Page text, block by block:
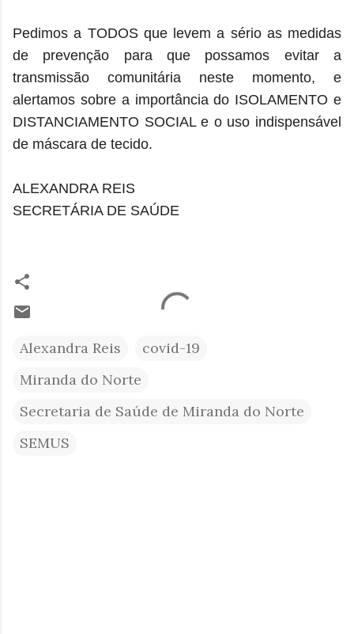
Pedimos a TODOS que levem a sério as medidas
de prevenção para que possamos evitar a
transmissão comunitária neste momento, e
alertamos sobre a importância do ISOLAMENTO e
DISTANCIAMENTO SOCIAL e o uso indispensável
de máscara de tecido.
ALEXANDRA REIS
SECRETÁRIA DE SAÚDE
Alexandra Reis
covid-19
Miranda do Norte
Secretaria de Saúde de Miranda do Norte
SEMUS